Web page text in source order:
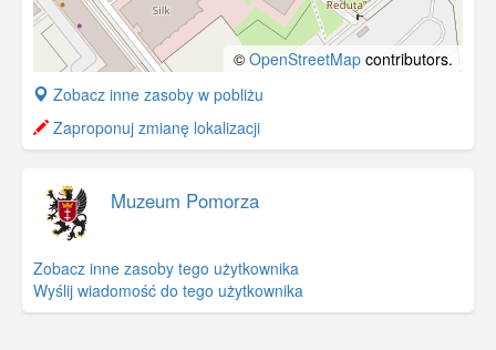
© OpenStreetMap contributors.
+
−
Zobacz inne zasoby w pobliżu
Zaproponuj zmianę lokalizacji
Muzeum Pomorza
Zobacz inne zasoby tego użytkownika
Wyślij wiadomość do tego użytkownika